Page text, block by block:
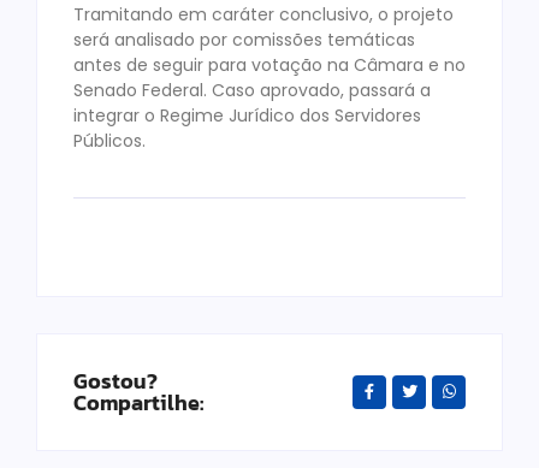
Tramitando em caráter conclusivo, o projeto
será analisado por comissões temáticas
antes de seguir para votação na Câmara e no
Senado Federal. Caso aprovado, passará a
integrar o Regime Jurídico dos Servidores
Públicos.
Gostou?
Compartilhe: